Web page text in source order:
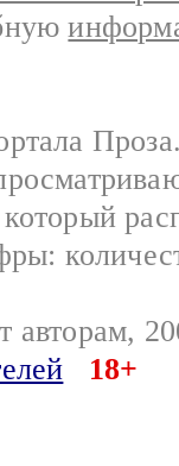
авторам,
18+